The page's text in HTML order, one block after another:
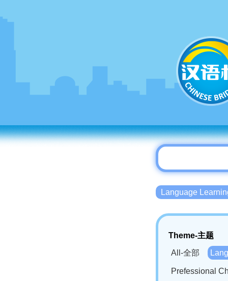
Language
Theme-主题
All-全部
Prefessional